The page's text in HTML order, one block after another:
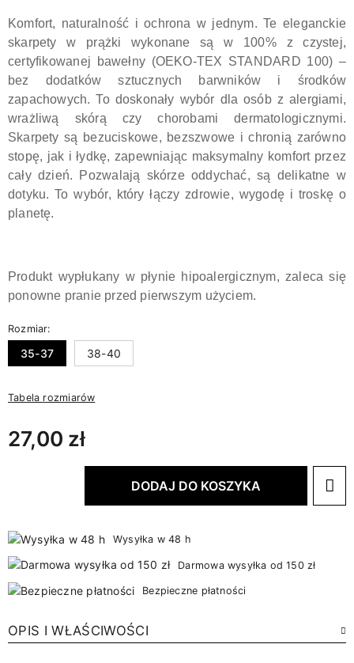
Komfort, naturalność i ochrona w jednym. Te eleganckie
skarpety w prążki wykonane są w 100% z czystej,
certyfikowanej bawełny (OEKO-TEX STANDARD 100) –
bez dodatków sztucznych barwników i środków
zapachowych. To doskonały wybór dla osób z alergiami,
wrażliwą skórą czy chorobami dermatologicznymi.
Skarpety są bezuciskowe, bezszwowe i chronią zarówno
stopę, jak i łydkę, zapewniając maksymalny komfort przez
cały dzień. Pozwalają skórze oddychać, są delikatne w
dotyku. To wybór, który łączy zdrowie, wygodę i troskę o
planetę.
Produkt wypłukany w płynie hipoalergicznym, zaleca się
ponowne pranie przed pierwszym użyciem.
Rozmiar:
35-37 38-40
Tabela rozmiarów
27,00 zł
DODAJ DO KOSZYKA
Wysyłka w 48 h
Darmowa wysyłka od 150 zł
Bezpieczne płatności
OPIS I WŁAŚCIWOŚCI